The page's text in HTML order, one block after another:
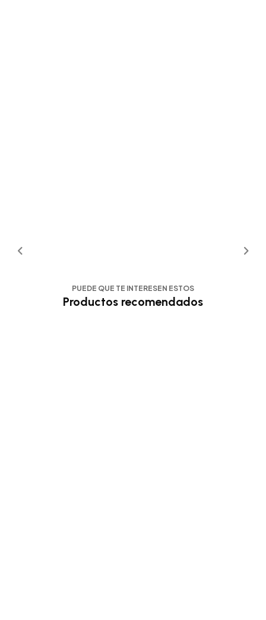
PUEDE QUE TE INTERESEN ESTOS
Productos recomendados